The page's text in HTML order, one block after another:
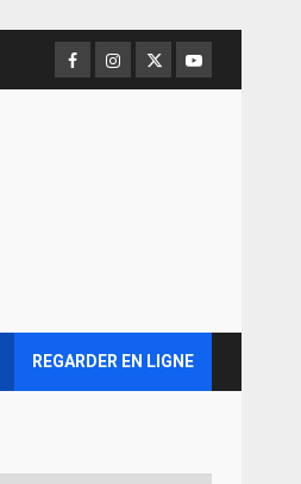
Facebook
Instagram
TwitterYoutube
REGARDER EN LIGNE